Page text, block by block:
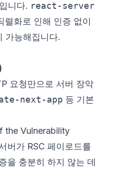
니다. react-server
렬화로 인해 인증 없이
가능해집니다.
요청만으로 서버 장악
next-app 등 기본
the Vulnerability
버가 RSC 페이로드를
을 충분히 하지 않는 데